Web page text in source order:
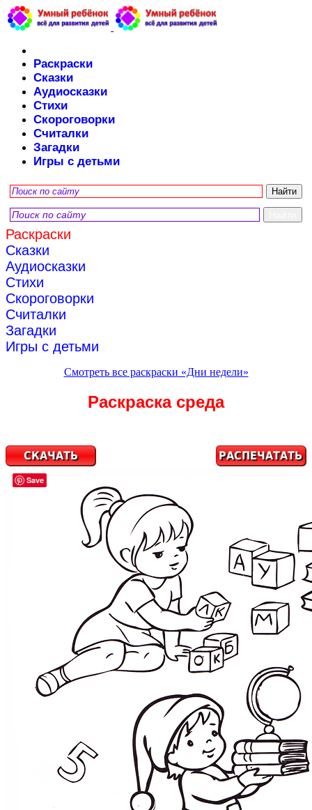
Раскраски
Сказки
Аудиосказки
Стихи
Скороговорки
Считалки
Загадки
Игры с детьми
Раскраски
Сказки
Аудиосказки
Стихи
Скороговорки
Считалки
Загадки
Игры с детьми
Смотреть все раскраски «Дни недели»
Раскраска среда
Save